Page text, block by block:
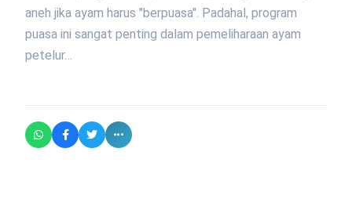
aneh jika ayam harus "berpuasa". Padahal, program
puasa ini sangat penting dalam pemeliharaan ayam
petelur…